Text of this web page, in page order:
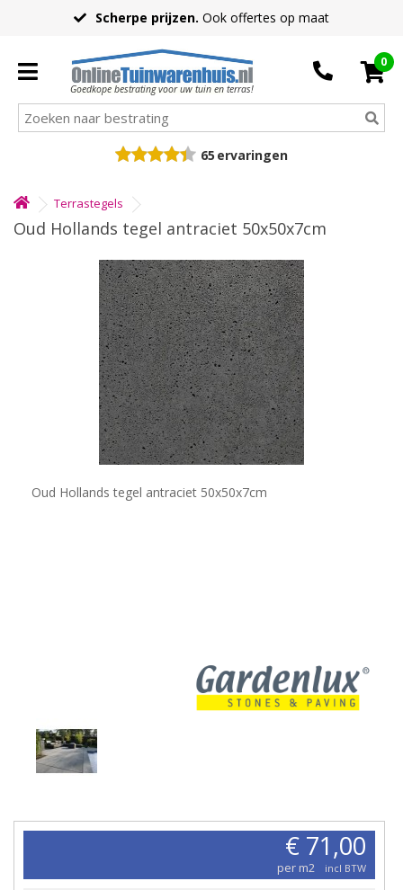
Scherpe prijzen. Ook offertes op maat
Goedkope bestrating voor uw tuin en terras!
0
65 ervaringen
Terrastegels
Oud Hollands tegel antraciet 50x50x7cm
Oud Hollands tegel antraciet 50x50x7cm
€ 71,00
per m2 incl BTW